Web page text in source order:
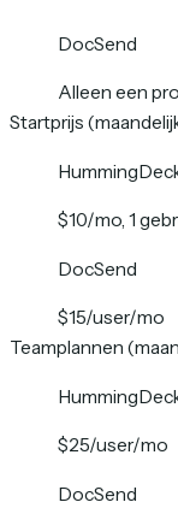
DocSend
Alleen een
Startprijs
$10/mo, 1
DocSend
$15/user/mo
Teamplannen
$25/user/mo
DocSend